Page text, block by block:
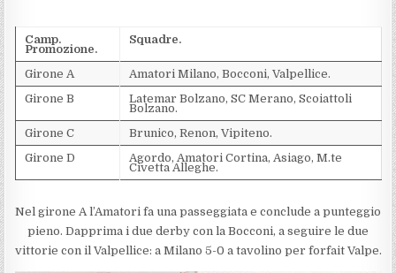
Camp.
Promozione.
Squadre.
Girone A
Amatori Milano, Bocconi, Valpellice.
Girone B
Latemar Bolzano, SC Merano, Scoiattoli
Bolzano.
Girone C
Brunico, Renon, Vipiteno.
Girone D
Agordo, Amatori Cortina, Asiago, M.te
Civetta Alleghe.
Nel girone A l’Amatori fa una passeggiata e conclude a punteggio
pieno. Dapprima i due derby con la Bocconi, a seguire le due
vittorie con il Valpellice: a Milano 5-0 a tavolino per forfait Valpe.